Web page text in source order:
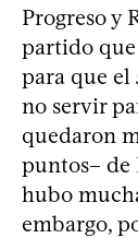
Progreso y
partido
para que el
no servir
quedaron
puntos– de
hubo
embargo,